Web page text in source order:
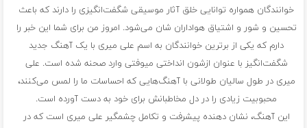
خوانندگان همواره توانایی خلق آثار موسیقی شگفت‌انگیزی را دارند که باعث
تحسین و شور و اشتیاق هواداران شان می‌شود. امروز من برای شما این خبر را
دارم که یکی از برترین خوانندگان به اسم علی میری با یک آهنگ جدید
شگفت‌انگیز با عنوان ازشون انداختی میوفتی وارد صحنه شده است. علی
میری در طول سالیان طولانی با آهنگ‌هایی که احساسات ما را لمس می‌کنند،
محبوبیت زیادی را در دل مخاطبانش برای خود به دست آورده است.
این آهنگ، نشان دهنده پیشرفت و تکامل چشمگیر علی میری است که در